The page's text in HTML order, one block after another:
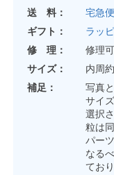
送 料：
宅急
ギフト：
ラッ
修 理：
修理可
サイズ：
内周
補足：
写真
サイ
選択
粒は
パー
なる
てお